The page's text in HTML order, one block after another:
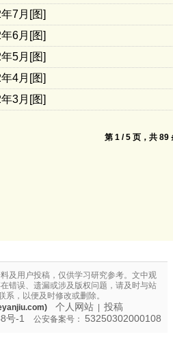
7月[图]
6月[图]
5月[图]
4月[图]
3月[图]
第 1 / 5 页，共 89
及用户投稿，仅供学习研究参考。文中观
错误、遗漏或涉及版权问题，请及时与站
，以便及时修改或删除。
个人网站 投稿
号-1 公安备案号： 53250302000108